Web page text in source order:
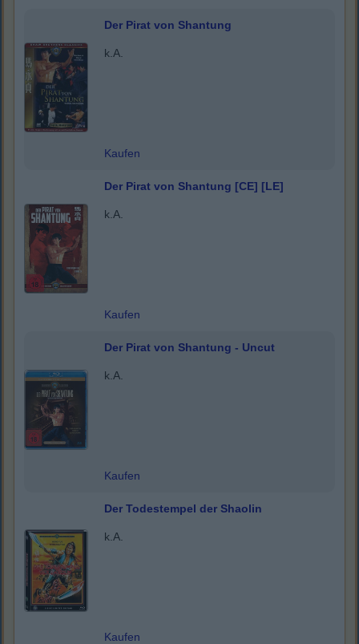
Der Pirat von Shantung
k.A.
Kaufen
Der Pirat von Shantung [CE] [LE]
k.A.
Kaufen
Der Pirat von Shantung - Uncut
k.A.
Kaufen
Der Todestempel der Shaolin
k.A.
Kaufen